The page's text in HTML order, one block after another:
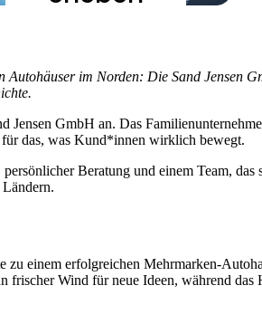
im Norden: Die Sand
GmbH an. Das
das, was Kund*innen wirklich bewegt.
Beratung und einem Team,
einem erfolgreichen Mehrmarken-
frischer Wind für neue Ideen, während